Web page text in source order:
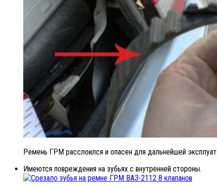
Ремень ГРМ расслоился и опасен для дальнейшей
Имеются повреждения на зубьях с внутренней стороны.